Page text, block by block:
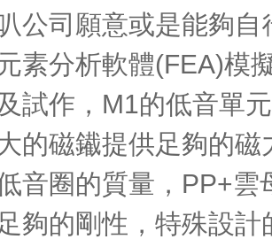
公司願意或是能夠自
素分析軟體(FEA)模
試作，M1的低音單
的磁䥫提供足夠的
音圈的質量，PP+雲
夠的剛性，特殊設